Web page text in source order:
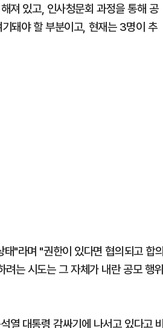
져 있고, 인사청문회 과정을 통해 공
돼야 할 부분이고, 현재는 3명이 추
"라며 "권한이 있다면 협의되고 합
는 시도는 그 자체가 내란 공모 행
열 대통령 감싸기에 나서고 있다고